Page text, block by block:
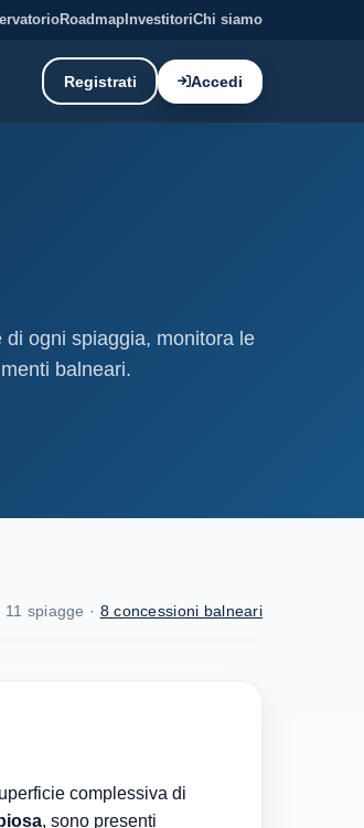
Roadmap InvestitoriChi siamo
Registrati Accedi
ogni spiaggia, monitora le
balneari.
11 spiagge · 8 concessioni balneari
complessiva di
, sono presenti